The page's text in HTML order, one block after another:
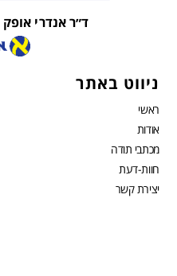
ד״ר אנדרי
ניווט באתר
ראשי
אודות
מכתבי תודה
חוות-דעת
יצירת קשר